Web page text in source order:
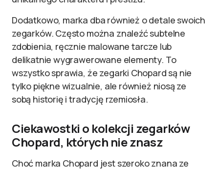
Dodatkowo, marka dba również o detale swoich
zegarków. Często można znaleźć subtelne
zdobienia, ręcznie malowane tarcze lub
delikatnie wygrawerowane elementy. To
wszystko sprawia, że zegarki Chopard są nie
tylko piękne wizualnie, ale również niosą ze
sobą historię i tradycję rzemiosła.
Ciekawostki o kolekcji zegarków
Chopard, których nie znasz
Choć marka Chopard jest szeroko znana ze